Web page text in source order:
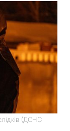
(ДСНС